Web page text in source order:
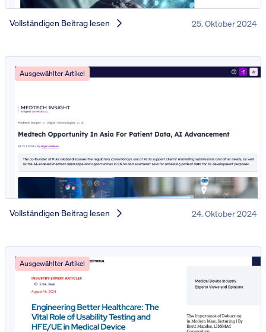
Vollständigen Beitrag lesen 25. Oktober 2024
Ausgewählter Artikel
Vollständigen Beitrag lesen 24. Oktober 2024
Ausgewählter Artikel